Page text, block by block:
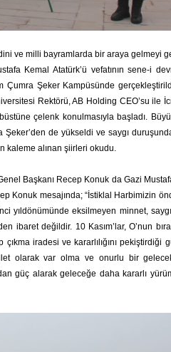
ve milli bayramlarda bir araya gelmeyi
Kemal Atatürk’ü vefatının sene-i
Çumra Şeker Kampüsünde
Rektörü, AB Holding CEO’su ile
çelenk konulmasıyla başladı.
de yükseldi ve saygı
kaleme alınan şiirleri okudu.
Başkanı Recep Konuk da Gazi Mustafa
Konuk mesajında; “İstiklal Harbimizin
yıldönümünde eksilmeyen minnet,
değildir. 10 Kasım’lar, O’nun
çıkma iradesi ve kararlılığını
olarak var olma ve onurlu bir
güç alarak geleceğe daha kararlı